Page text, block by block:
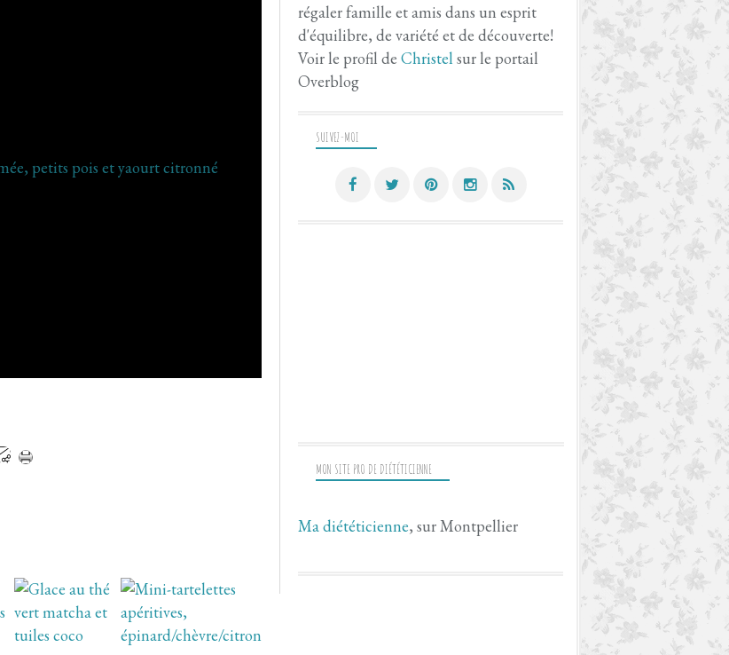
SUIVEZ-MOI
régaler famille et amis dans un esprit
d'équilibre, de variété et de découverte!
Voir le profil de Christel sur le portail
Overblog
MON SITE PRO DE DIÉTÉTICIENNE
Ma diététicienne, sur Montpellier